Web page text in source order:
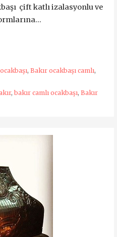
çift katlı izalasyonlu ve
, Bakır ocakbaşı camlı,
,bakır camlı ocakbaşı, Bakır